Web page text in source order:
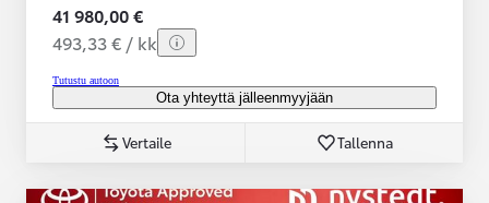
41 980,00 €
493,33 € / kk
Tutustu autoon
Ota yhteyttä jälleenmyyjään
Vertaile Tallenna